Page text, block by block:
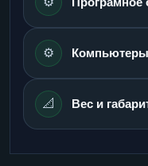
⚙️
📐 Вес и